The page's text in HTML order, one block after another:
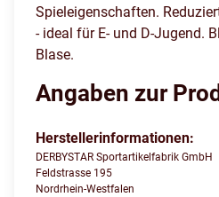
Spieleigenschaften.
- ideal für E- und D-Jugend.
Blase.
Angaben zur
Herstellerinformationen:
DERBYSTAR Sportartikelfabrik GmbH
Feldstrasse 195
Nordrhein-Westfalen